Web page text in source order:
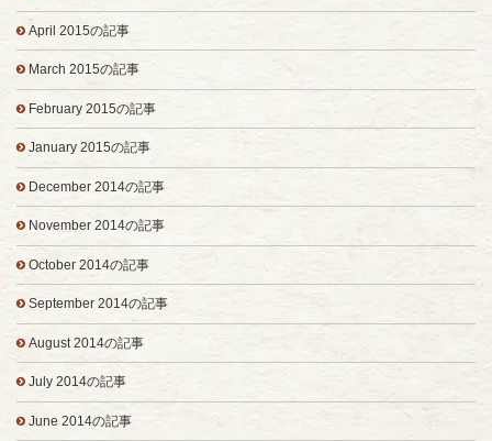
April 2015の記事
March 2015の記事
February 2015の記事
January 2015の記事
December 2014の記事
November 2014の記事
October 2014の記事
September 2014の記事
August 2014の記事
July 2014の記事
June 2014の記事